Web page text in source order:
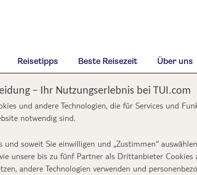
Reisetipps Beste Reisezeit Über uns
– Ihr Nutzungserlebnis bei TUI.com
und andere Technologien, die für Services und
notwendig sind.
und soweit Sie einwilligen und „Zustimmen“
unsere bis zu fünf Partner als Drittanbieter Cookies
andere Technologien verwenden und